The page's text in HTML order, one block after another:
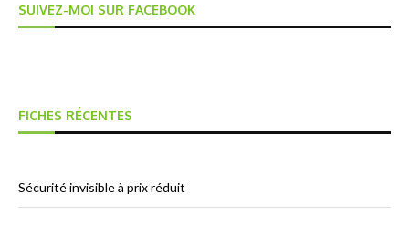
SUIVEZ-MOI SUR FACEBOOK
FICHES RÉCENTES
Sécurité invisible à prix réduit